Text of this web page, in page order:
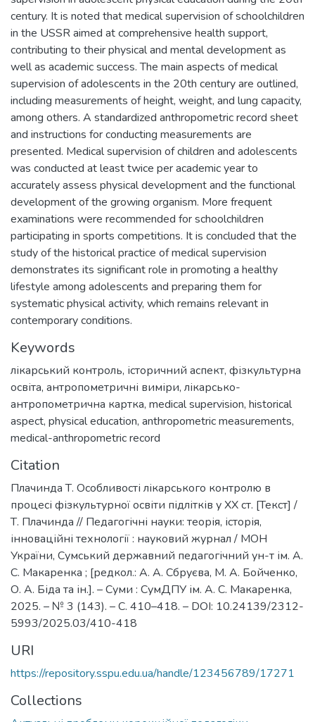
century. It is noted that medical supervision of schoolchildren
in the USSR aimed at comprehensive health support,
contributing to their physical and mental development as
well as academic success. The main aspects of medical
supervision of adolescents in the 20th century are outlined,
including measurements of height, weight, and lung capacity,
among others. A standardized anthropometric record sheet
and instructions for conducting measurements are
presented. Medical supervision of children and adolescents
was conducted at least twice per academic year to
accurately assess physical development and the functional
development of the growing organism. More frequent
examinations were recommended for schoolchildren
participating in sports competitions. It is concluded that the
study of the historical practice of medical supervision
demonstrates its significant role in promoting a healthy
lifestyle among adolescents and preparing them for
systematic physical activity, which remains relevant in
contemporary conditions.
Keywords
лікарський контроль, історичний аспект, фізкультурна
освіта, антропометричні виміри, лікарсько-
антропометрична картка, medical supervision, historical
aspect, physical education, anthropometric measurements,
medical-anthropometric record
Citation
Плачинда Т. Особливості лікарського контролю в
процесі фізкультурної освіти підлітків у ХХ ст. [Текст] /
Т. Плачинда // Педагогічні науки: теорія, історія,
інноваційні технології : науковий журнал / МОН
України, Сумський державний педагогічний ун-т ім. А.
С. Макаренка ; [редкол.: А. А. Сбруєва, М. А. Бойченко,
О. А. Біда та ін.]. – Суми : СумДПУ ім. А. С. Макаренка,
2025. – № 3 (143). – С. 410–418. – DOI: 10.24139/2312-
5993/2025.03/410-418
URI
https://repository.sspu.edu.ua/handle/123456789/17271
Collections